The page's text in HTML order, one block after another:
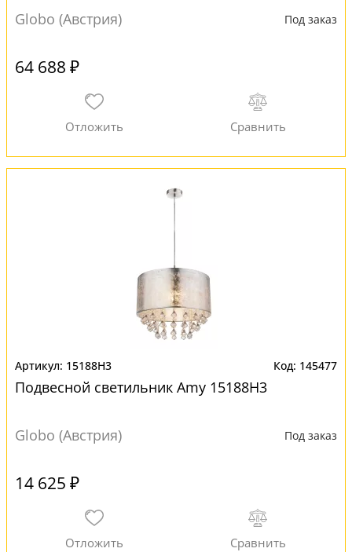
Globo (Австрия) Под заказ
64 688 ₽
15188H3 145477
Подвесной светильник Amy 15188H3
Globo (Австрия) Под заказ
14 625 ₽